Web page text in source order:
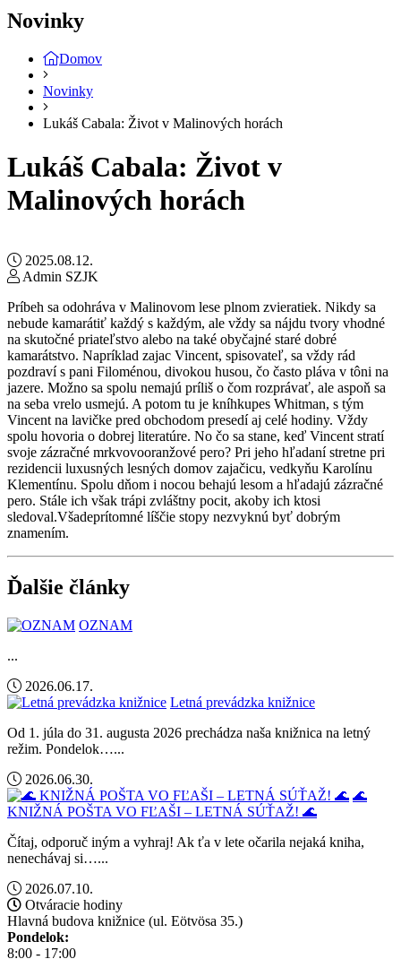
Novinky
Domov
Novinky
Lukáš Cabala: Život v Malinových horách
Lukáš Cabala: Život v
Malinových horách
2025.08.12.
Admin SZJK
Príbeh sa odohráva v Malinovom lese plnom zvieratiek. Nikdy sa
nebude kamarátiť každý s každým, ale vždy sa nájdu tvory vhodné
na skutočné priateľstvo alebo na také obyčajné staré dobré
kamarátstvo. Napríklad zajac Vincent, spisovateľ, sa vždy rád
pozdraví s pani Filoménou, divokou husou, čo často pláva v tôni na
jazere. Možno sa spolu nemajú príliš o čom rozprávať, ale aspoň sa
na seba vrelo usmejú. A potom tu je kníhkupes Whitman, s tým
Vincent na lavičke pred obchodom presedí aj celé hodiny. Vždy
spolu hovoria o dobrej literatúre. No čo sa stane, keď Vincent stratí
svoje zázračné mrkvovooranžové pero? Pri jeho hľadaní stretne pri
rezidencii luxusných lesných domov zajačicu, vedkyňu Karolínu
Klementínu. Spolu dňom i nocou behajú lesom a hľadajú zázračné
pero. Stále ich však trápi zvláštny pocit, akoby ich ktosi
sledoval.Všadeprítomné líščie stopy nezvyknú byť dobrým
znamením.
Ďalšie články
OZNAM
...
2026.06.17.
Letná prevádzka knižnice
Od 1. júla do 31. augusta 2026 prechádza naša knižnica na letný
režim. Pondelok…...
2026.06.30.
🌊
KNIŽNÁ POŠTA VO FĽAŠI – LETNÁ SÚŤAŽ! 🌊
Čítaj, odporuč iným a vyhraj! Ak ťa v lete očarila nejaká kniha,
nenechávaj si…...
2026.07.10.
Otváracie hodiny
Hlavná budova knižnice (ul. Eötvösa 35.)
Pondelok:
8:00 - 17:00